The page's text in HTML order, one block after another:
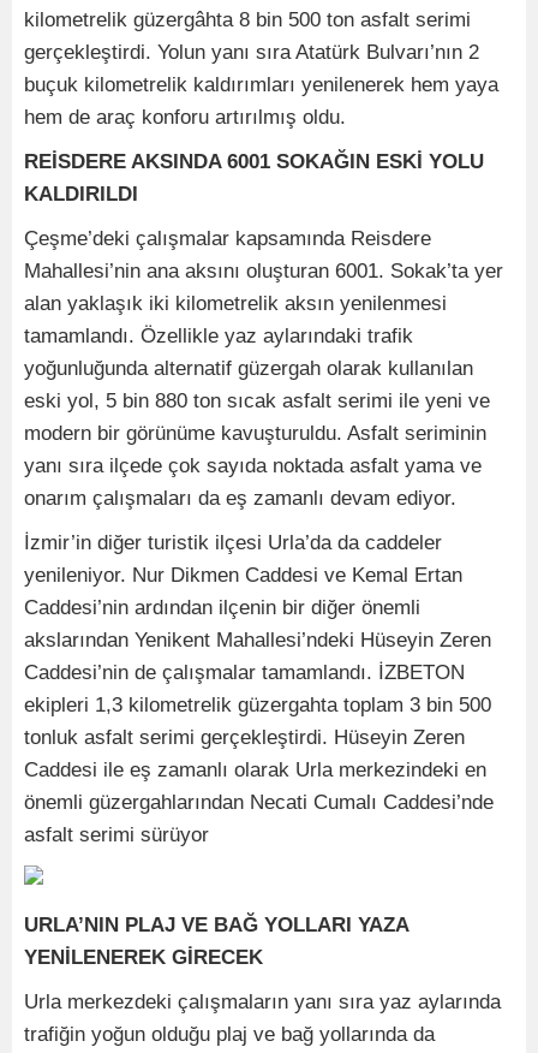
kilometrelik güzergâhta 8 bin 500 ton asfalt serimi
gerçekleştirdi. Yolun yanı sıra Atatürk Bulvarı’nın 2
buçuk kilometrelik kaldırımları yenilenerek hem yaya
hem de araç konforu artırılmış oldu.
REİSDERE AKSINDA 6001 SOKAĞIN ESKİ YOLU
KALDIRILDI
Çeşme’deki çalışmalar kapsamında Reisdere
Mahallesi’nin ana aksını oluşturan 6001. Sokak’ta yer
alan yaklaşık iki kilometrelik aksın yenilenmesi
tamamlandı. Özellikle yaz aylarındaki trafik
yoğunluğunda alternatif güzergah olarak kullanılan
eski yol, 5 bin 880 ton sıcak asfalt serimi ile yeni ve
modern bir görünüme kavuşturuldu. Asfalt seriminin
yanı sıra ilçede çok sayıda noktada asfalt yama ve
onarım çalışmaları da eş zamanlı devam ediyor.
İzmir’in diğer turistik ilçesi Urla’da da caddeler
yenileniyor. Nur Dikmen Caddesi ve Kemal Ertan
Caddesi’nin ardından ilçenin bir diğer önemli
akslarından Yenikent Mahallesi’ndeki Hüseyin Zeren
Caddesi’nin de çalışmalar tamamlandı. İZBETON
ekipleri 1,3 kilometrelik güzergahta toplam 3 bin 500
tonluk asfalt serimi gerçekleştirdi. Hüseyin Zeren
Caddesi ile eş zamanlı olarak Urla merkezindeki en
önemli güzergahlarından Necati Cumalı Caddesi’nde
asfalt serimi sürüyor
URLA’NIN PLAJ VE BAĞ YOLLARI YAZA
YENİLENEREK GİRECEK
Urla merkezdeki çalışmaların yanı sıra yaz aylarında
trafiğin yoğun olduğu plaj ve bağ yollarında da